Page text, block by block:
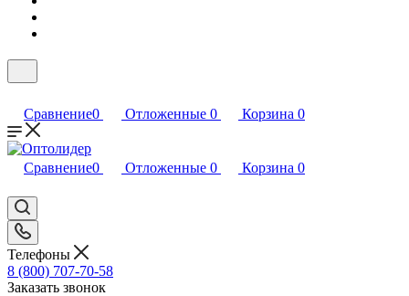
Сравнение0 Отложенные 0 Корзина 0
Сравнение0 Отложенные 0 Корзина 0
Телефоны
8 (800) 707-70-58
Заказать звонок